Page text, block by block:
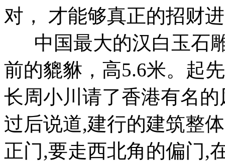
对， 才能够真正的招财
中国最大的汉白玉石
前的貔貅，高5.6米。起
长周小川请了香港有名
过后说道,建行的建筑整
正门,要走西北角的偏门,